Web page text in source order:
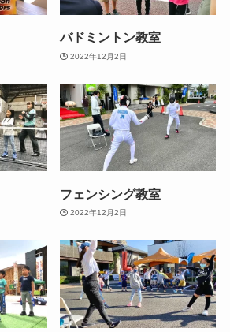
バドミントン教室
2022年12月2日
フェンシング教室
2022年12月2日